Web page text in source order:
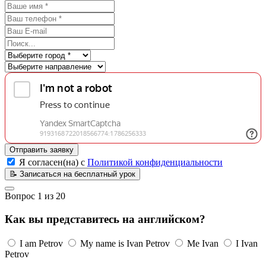
Отправить заявку
Я согласен(на) с Политикой конфиденциальности
📝 Записаться на бесплатный урок
Вопрос 1 из 20
Как вы представитесь на английском?
I am Petrov My name is Ivan Petrov Me Ivan
I Ivan
Petrov